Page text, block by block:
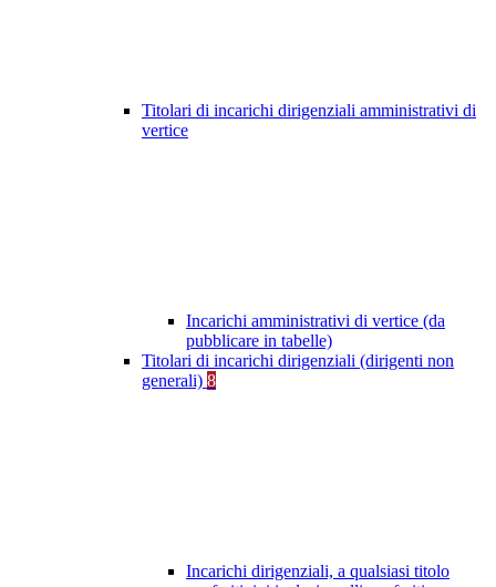
Titolari di incarichi dirigenziali amministrativi di
vertice
Incarichi amministrativi di vertice (da
pubblicare in tabelle)
Titolari di incarichi dirigenziali (dirigenti non
generali) 8
Incarichi dirigenziali, a qualsiasi titolo